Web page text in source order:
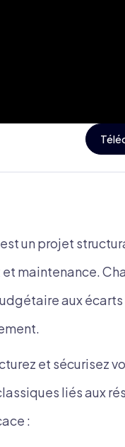
un projet
maintenance.
aux
et sécurisez
liés aux
: